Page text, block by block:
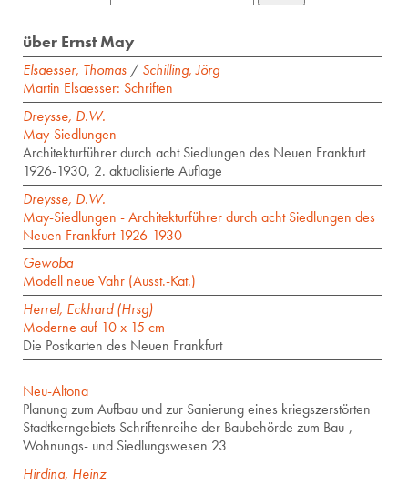
über Ernst May
Elsaesser, Thomas / Schilling, Jörg
Martin Elsaesser: Schriften
Dreysse, D.W.
May-Siedlungen
Architekturführer durch acht Siedlungen des Neuen Frankfurt
1926-1930, 2. aktualisierte Auflage
Dreysse, D.W.
May-Siedlungen - Architekturführer durch acht Siedlungen des
Neuen Frankfurt 1926-1930
Gewoba
Modell neue Vahr (Ausst.-Kat.)
Herrel, Eckhard (Hrsg)
Moderne auf 10 x 15 cm
Die Postkarten des Neuen Frankfurt
Neu-Altona
Planung zum Aufbau und zur Sanierung eines kriegszerstörten
Stadtkerngebiets Schriftenreihe der Baubehörde zum Bau-,
Wohnungs- und Siedlungswesen 23
Hirdina, Heinz